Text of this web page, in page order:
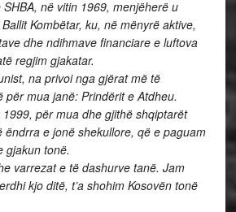
në vitin 1969, menjëherë u
Kombëtar, ku, në mënyrë aktive,
dhe ndihmave financiare e luftova
regjim gjakatar.
na privoi nga gjërat më të
për mua janë: Prindërit e Atdheu.
për mua dhe gjithë shqiptarët
ëndrra e jonë shekullore, që e paguam
gjakun tonë.
varrezat e të dashurve tanë. Jam
kjo ditë, t’a shohim Kosovën tonë